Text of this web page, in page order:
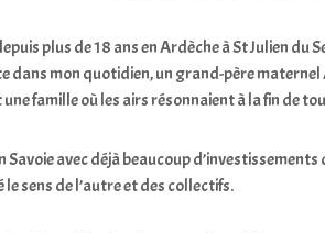
plus de 18 ans en Ardèche à St Julien du
dans mon quotidien, un grand-père
famille où les airs résonnaient à la fin de
avec déjà beaucoup
sens de l’autre et des collectifs.